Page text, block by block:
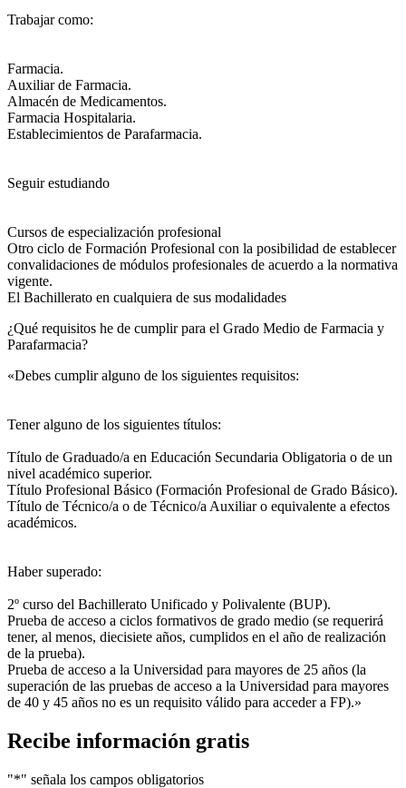
Trabajar como:
Farmacia.
Auxiliar de Farmacia.
Almacén de Medicamentos.
Farmacia Hospitalaria.
Establecimientos de Parafarmacia.
Seguir estudiando
Cursos de especialización profesional
Otro ciclo de Formación Profesional con la posibilidad de establecer
convalidaciones de módulos profesionales de acuerdo a la normativa
vigente.
El Bachillerato en cualquiera de sus modalidades
¿Qué requisitos he de cumplir para el Grado Medio de Farmacia y
Parafarmacia?
«Debes cumplir alguno de los siguientes requisitos:
Tener alguno de los siguientes títulos:
Título de Graduado/a en Educación Secundaria Obligatoria o de un
nivel académico superior.
Título Profesional Básico (Formación Profesional de Grado Básico).
Título de Técnico/a o de Técnico/a Auxiliar o equivalente a efectos
académicos.
Haber superado:
2º curso del Bachillerato Unificado y Polivalente (BUP).
Prueba de acceso a ciclos formativos de grado medio (se requerirá
tener, al menos, diecisiete años, cumplidos en el año de realización
de la prueba).
Prueba de acceso a la Universidad para mayores de 25 años (la
superación de las pruebas de acceso a la Universidad para mayores
de 40 y 45 años no es un requisito válido para acceder a FP).»
Recibe información gratis
"*" señala los campos obligatorios